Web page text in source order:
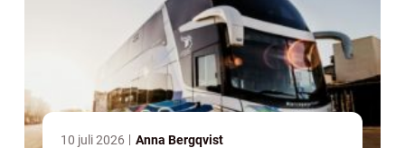
10 juli 2026 Anna Bergqvist